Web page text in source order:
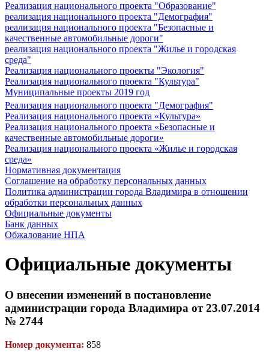
Реализация национального проекта "Образование"
реализация национального проекта "Демография"
реализация национального проекта "Безопасные и
качественные автомобильные дороги"
реализация национального проекта "Жилье и городская
среда"
Реализация национального проекты "Экология"
Реализация национального проекта "Культура"
Муниципальные проекты 2019 год
Реализация национального проекта "Демография"
Реализация национального проекта «Культура»
Реализация национального проекта «Безопасные и
качественные автомобильные дороги»
Реализация национального проекта «Жилье и городская
среда»
Нормативная документация
Соглашение на обработку персональных данных
Политика администрации города Владимира в отношении
обработки персональных данных
Официальные документы
Банк данных
Обжалование НПА
Официальные документы
О внесении изменений в постановление
администрации города Владимира от 23.07.2014
№ 2744
Номер документа: 858